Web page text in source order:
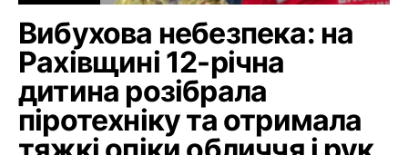
Вибухова небезпека: на
Рахівщині 12-річна
дитина розібрала
піротехніку та отримала